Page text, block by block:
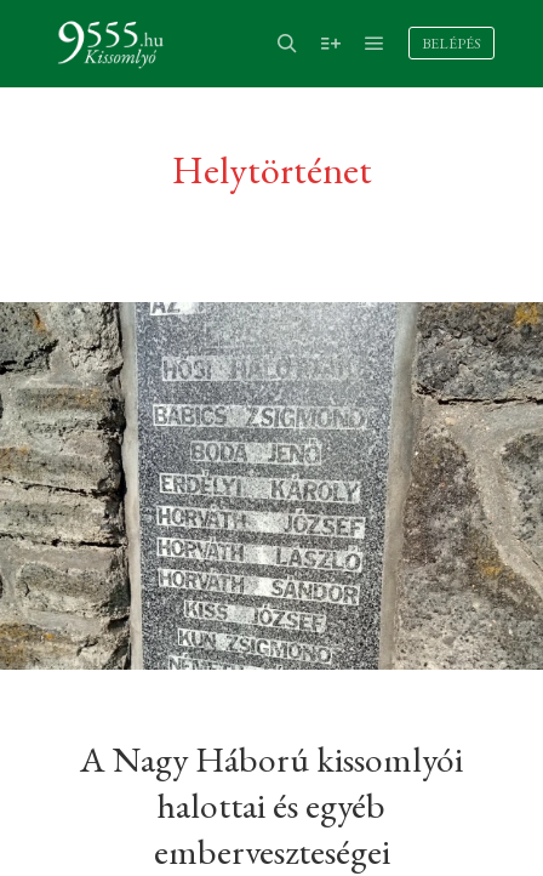
BELÉPÉS
Helytörténet
A Nagy Háború kissomlyói
halottai és egyéb
emberveszteségei